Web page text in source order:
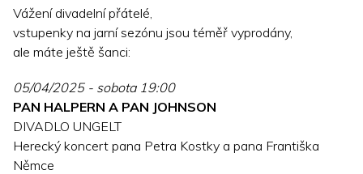
Vážení divadelní přátelé,
vstupenky na jarní sezónu jsou téměř vyprodány,
ale máte ještě šanci:
05/04/2025 - sobota 19:00
PAN HALPERN A PAN JOHNSON
DIVADLO UNGELT
Herecký koncert pana Petra Kostky a pana Františka
Němce